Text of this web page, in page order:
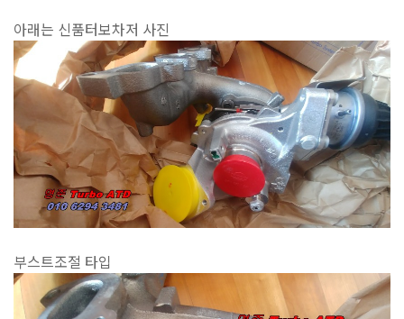
아래는 신품터보차저 사진
부스트조절 타입